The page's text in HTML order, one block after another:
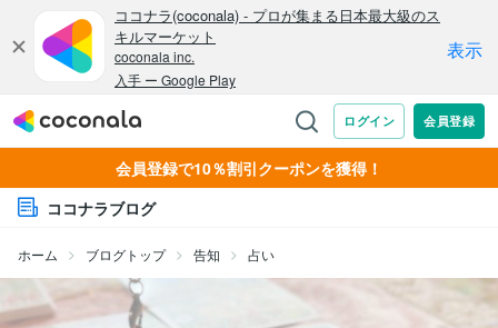
会員登録で10％割引クーポンを獲得！
ココナラブログ
ホーム ブログトップ 告知 占い